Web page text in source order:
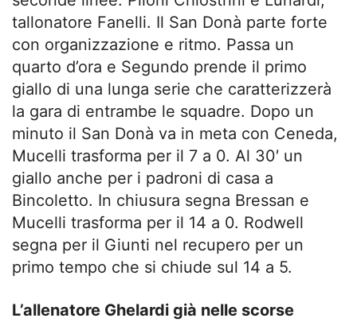
tallonatore Fanelli. Il San Donà parte forte
con organizzazione e ritmo. Passa un
quarto d’ora e Segundo prende il primo
giallo di una lunga serie che caratterizzerà
la gara di entrambe le squadre. Dopo un
minuto il San Donà va in meta con Ceneda,
Mucelli trasforma per il 7 a 0. Al 30′ un
giallo anche per i padroni di casa a
Bincoletto. In chiusura segna Bressan e
Mucelli trasforma per il 14 a 0. Rodwell
segna per il Giunti nel recupero per un
primo tempo che si chiude sul 14 a 5.
L’allenatore Ghelardi già nelle scorse